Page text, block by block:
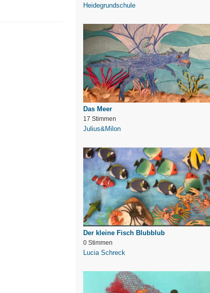
Heidegrundschule
Das Meer
17 Stimmen
Julius&Milon
Der kleine Fisch Blubblub
0 Stimmen
Lucia Schreck